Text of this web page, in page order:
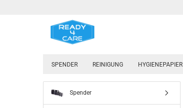
SPENDER REINIGUNG HYGIENEPAPIER
Spender